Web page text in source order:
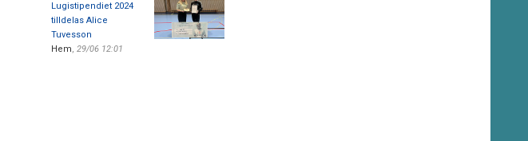
Lugistipendiet 2024
tilldelas Alice
Tuvesson
Hem, 29/06 12:01